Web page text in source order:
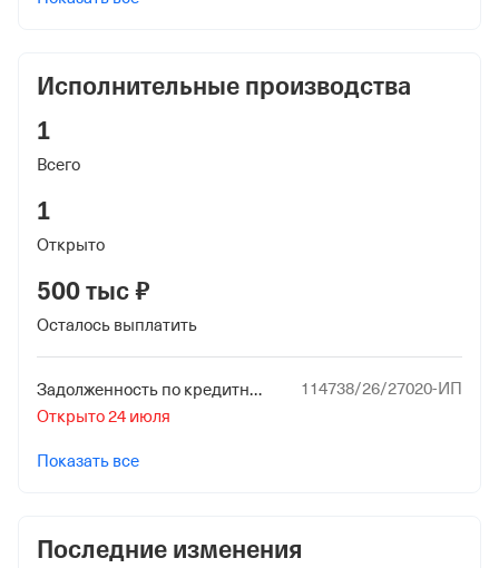
Исполнительные производства
1
Всего
1
Открыто
500 тыс ₽
Осталось выплатить
Задолженность по кредитным платежам (кроме ипотеки)
114738/26/27020-ИП
Открыто 24 июля
Показать все
Последние изменения